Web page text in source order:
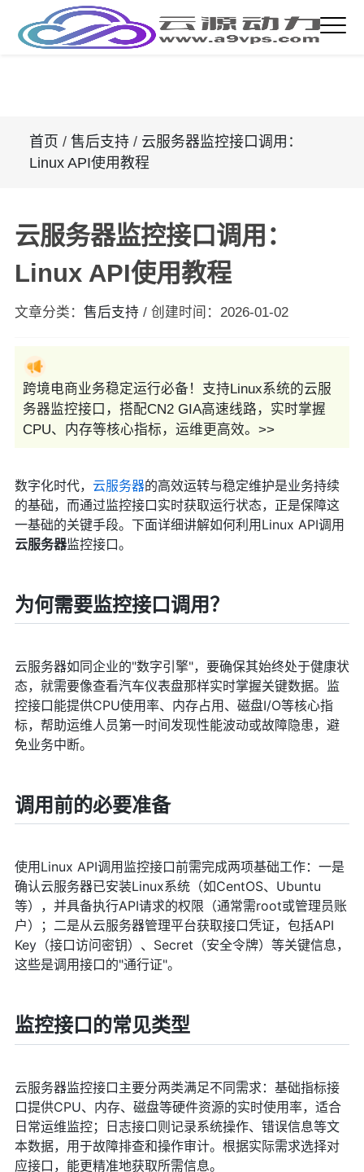
首页 / 售后支持/ 云服务器监控接口调用：
Linux API使用教程
云服务器监控接口调用：
Linux API使用教程
文章分类： 售后支持 / 创建时间： 2026-01-02
跨境电商业务稳定运行必备！支持Linux系统的云服
务器监控接口，搭配CN2 GIA高速线路，实时掌握
CPU、内存等核心指标，运维更高效。>>
数字化时代， 云服务器的高效运转与稳定维护是业务持续
的基础，而通过监控接口实时获取运行状态，正是保障这
一基础的关键手段。下面详细讲解如何利用Linux API调用
云服务器监控接口。
为何需要监控接口调用？
云服务器如同企业的"数字引擎"，要确保其始终处于健康状
态，就需要像查看汽车仪表盘那样实时掌握关键数据。监
控接口能提供CPU使用率、内存占用、磁盘I/O等核心指
标，帮助运维人员第一时间发现性能波动或故障隐患，避
免业务中断。
调用前的必要准备
使用Linux API调用监控接口前需完成两项基础工作：一是
确认云服务器已安装Linux系统（如CentOS、Ubuntu
等），并具备执行API请求的权限（通常需root或管理员账
户）；二是从云服务器管理平台获取接口凭证，包括API
Key（接口访问密钥）、Secret（安全令牌）等关键信息，
这些是调用接口的"通行证"。
监控接口的常见类型
云服务器监控接口主要分两类满足不同需求：基础指标接
口提供CPU、内存、磁盘等硬件资源的实时使用率，适合
日常运维监控；日志接口则记录系统操作、错误信息等文
本数据，用于故障排查和操作审计。根据实际需求选择对
应接口，能更精准地获取所需信息。